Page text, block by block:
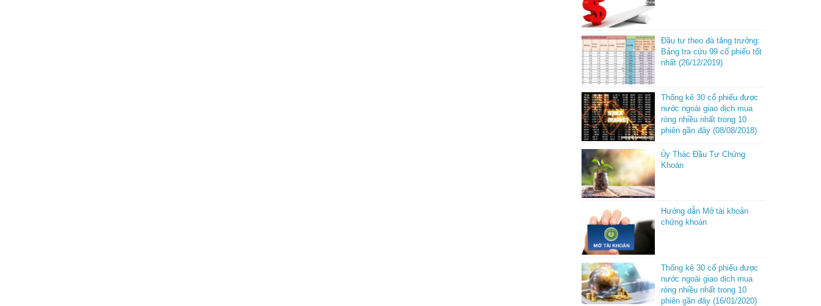
Đầu tư theo đà tăng trưởng:
Bảng tra cứu 99 cổ phiếu tốt
nhất (26/12/2019)
Thống kê 30 cổ phiếu được
nước ngoài giao dịch mua
ròng nhiều nhất trong 10
phiên gần đây (08/08/2018)
Ủy Thác Đầu Tư Chứng
Khoán
Hướng dẫn Mở tài khoản
chứng khoán
Thống kê 30 cổ phiếu được
nước ngoài giao dịch mua
ròng nhiều nhất trong 10
phiên gần đây (16/01/2020)